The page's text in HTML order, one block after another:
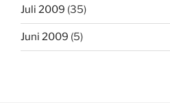
Juli 2009 (35)
Juni 2009 (5)